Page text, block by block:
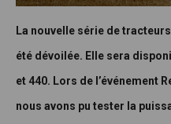
La nouvelle série de
été dévoilée. Elle sera
et 440. Lors de l’événement
nous avons pu tester la